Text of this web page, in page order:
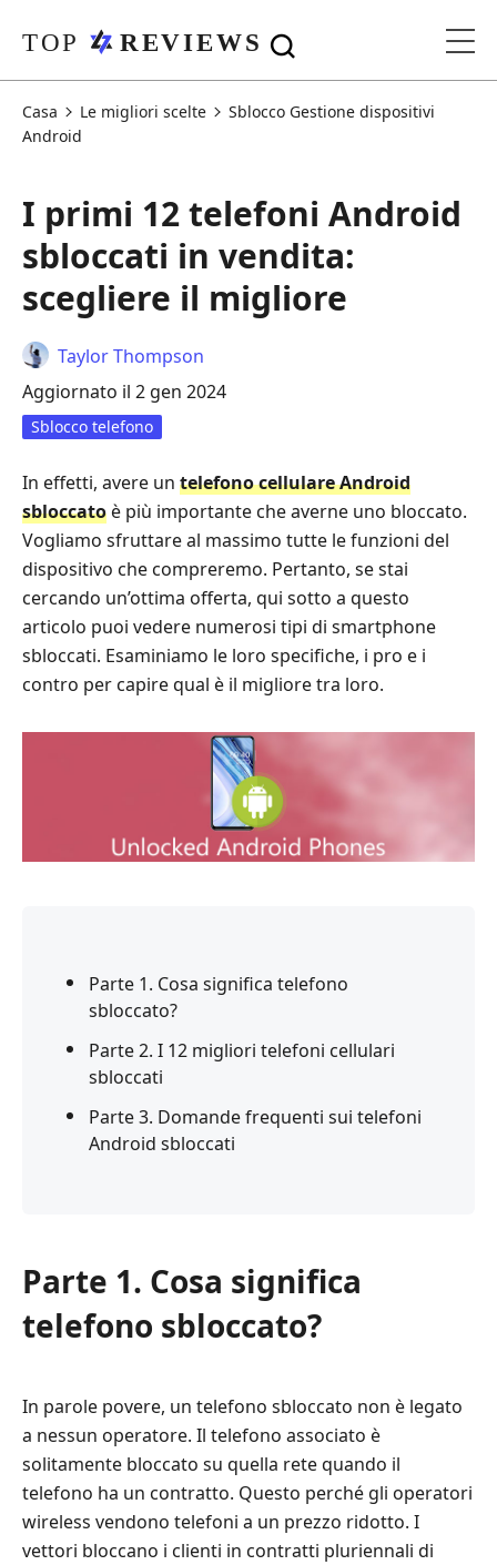
Casa Le migliori scelte
Sblocco Gestione dispositivi
Android
I primi 12 telefoni Android
sbloccati in vendita:
scegliere il migliore
Taylor Thompson
Aggiornato il 2 gen 2024
Sblocco telefono
In effetti, avere un telefono cellulare Android
sbloccato è più importante che averne uno bloccato.
Vogliamo sfruttare al massimo tutte le funzioni del
dispositivo che compreremo. Pertanto, se stai
cercando un’ottima offerta, qui sotto a questo
articolo puoi vedere numerosi tipi di smartphone
sbloccati. Esaminiamo le loro specifiche, i pro e i
contro per capire qual è il migliore tra loro.
Parte 1. Cosa significa telefono
sbloccato?
Parte 2. I 12 migliori telefoni cellulari
sbloccati
Parte 3. Domande frequenti sui telefoni
Android sbloccati
Parte 1. Cosa significa
telefono sbloccato?
In parole povere, un telefono sbloccato non è legato
a nessun operatore. Il telefono associato è
solitamente bloccato su quella rete quando il
telefono ha un contratto. Questo perché gli operatori
wireless vendono telefoni a un prezzo ridotto. I
vettori bloccano i clienti in contratti pluriennali di